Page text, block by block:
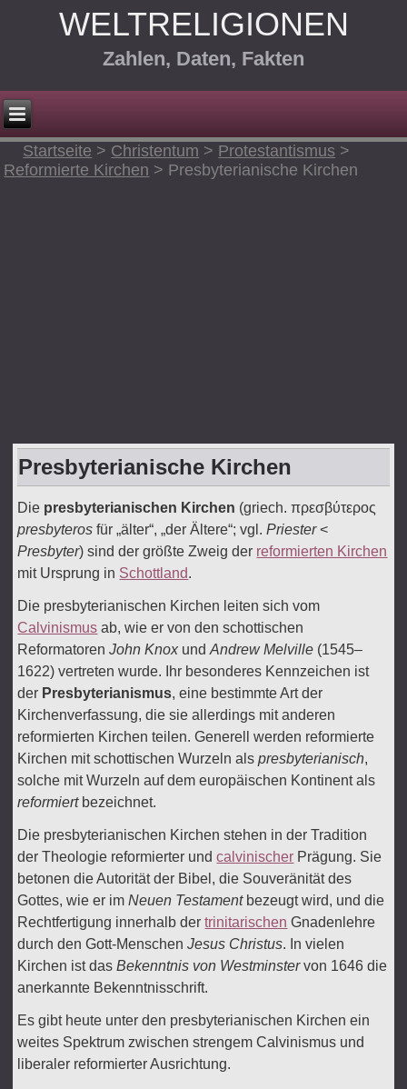
WELTRELIGIONEN
Zahlen, Daten, Fakten
Startseite > Christentum > Protestantismus >
Reformierte Kirchen > Presbyterianische Kirchen
Presbyterianische Kirchen
Die presbyterianischen Kirchen (griech. πρεσβύτερος
presbyteros für „älter“, „der Ältere“; vgl.Priester<
Presbyter) sind der größte Zweig der reformierten Kirchen
mit Ursprung in Schottland.
Die presbyterianischen Kirchen leiten sich vom
Calvinismus ab, wie er von den schottischen
ReformatorenJohn Knox undAndrew Melville (1545–
1622) vertreten wurde. Ihr besonderes Kennzeichen ist
der Presbyterianismus, eine bestimmte Art der
Kirchenverfassung, die sie allerdings mit anderen
reformierten Kirchen teilen. Generell werden reformierte
Kirchen mit schottischen Wurzeln alspresbyterianisch,
solche mit Wurzeln auf dem europäischen Kontinent als
reformiertbezeichnet.
Die presbyterianischen Kirchen stehen in der Tradition
der Theologie reformierter undcalvinischer Prägung. Sie
betonen die Autorität der Bibel, die Souveränität des
Gottes, wie er imNeuen Testamentbezeugt wird, und die
Rechtfertigung innerhalb dertrinitarischen Gnadenlehre
durch den Gott-MenschenJesus Christus. In vielen
Kirchen ist dasBekenntnis von Westminstervon 1646 die
anerkannte Bekenntnisschrift.
Es gibt heute unter den presbyterianischen Kirchen ein
weites Spektrum zwischen strengem Calvinismus und
liberaler reformierter Ausrichtung.